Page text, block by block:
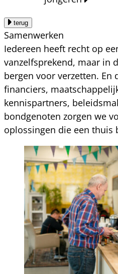
terug
Samenwerken
Iedereen heeft recht op
vanzelfsprekend, maar in
bergen voor verzetten. En
financiers,
kennispartners,
bondgenoten zorgen we
oplossingen die een thuis